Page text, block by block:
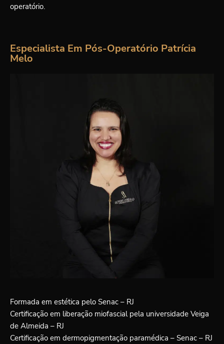
operatório.
Especialista Em Pós-Operatório Patrícia
Melo
Formada em estética pelo Senac – RJ
Certificação em liberação miofascial pela universidade Veiga
de Almeida – RJ
Certificação em dermopigmentação paramédica – Senac – RJ